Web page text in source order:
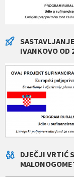
IVANKOVO OD
DJEČJI VRTIĆ